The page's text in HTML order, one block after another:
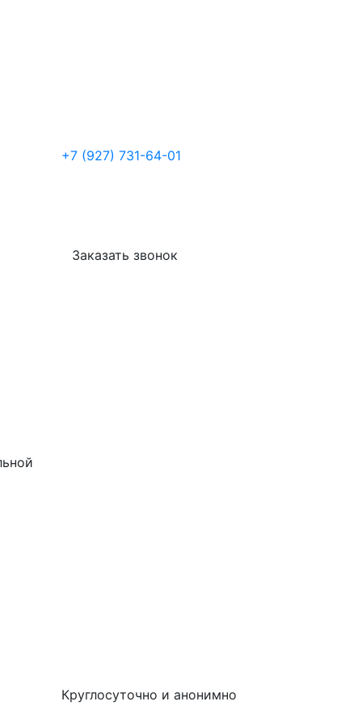
+7 (927) 731-64-01
Заказать звонок
Круглосуточно и анонимно